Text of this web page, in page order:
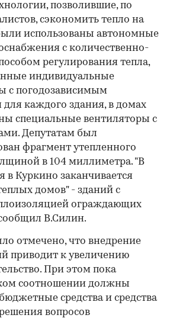
позволившие, по
сэкономить тепло на
использованы автономные
с количественно-
регулирования тепла,
индивидуальные
с погодозависимым
для каждого здания, в домах
специальные вентиляторы с
Депутатам был
фрагмент утепленного
в 104 миллиметра. "В
в Куркино заканчивается
домов" - зданий с
ограждающих
В.Силин.
отмечено, что внедрение
приводит к увеличению
При этом пока
соотношении должны
средства и средства
вопросов